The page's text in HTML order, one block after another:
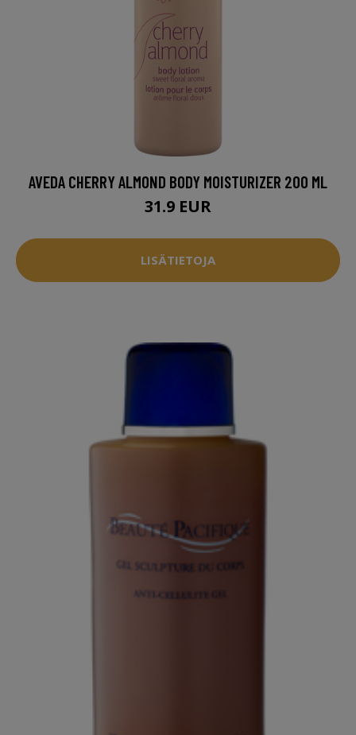
AVEDA CHERRY ALMOND BODY MOISTURIZER 200 ML
31.9 EUR
LISÄTIETOJA